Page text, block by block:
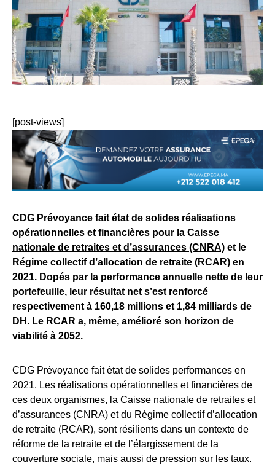
[post-views]
CDG Prévoyance fait état de solides réalisations
opérationnelles et financières pour la Caisse
nationale de retraites et d’assurances (CNRA) et le
Régime collectif d’allocation de retraite (RCAR) en
2021. Dopés par la performance annuelle nette de leur
portefeuille, leur résultat net s’est renforcé
respectivement à 160,18 millions et 1,84 milliards de
DH. Le RCAR a, même, amélioré son horizon de
viabilité à 2052.
CDG Prévoyance fait état de solides performances en
2021. Les réalisations opérationnelles et financières de
ces deux organismes, la Caisse nationale de retraites et
d’assurances (CNRA) et du Régime collectif d’allocation
de retraite (RCAR), sont résilients dans un contexte de
réforme de la retraite et de l’élargissement de la
couverture sociale, mais aussi de pression sur les taux.